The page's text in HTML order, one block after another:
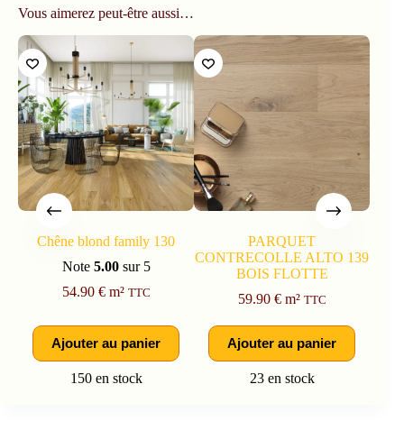
Vous aimerez peut-être aussi…
Chêne blond family 130
Note 5.00sur 5
54.90 €m² TTC
Ajouter au panier
150 en stock
PARQUET
CONTRECOLLE ALTO 139
BOIS FLOTTE
59.90 €m² TTC
Ajouter au panier
23 en stock